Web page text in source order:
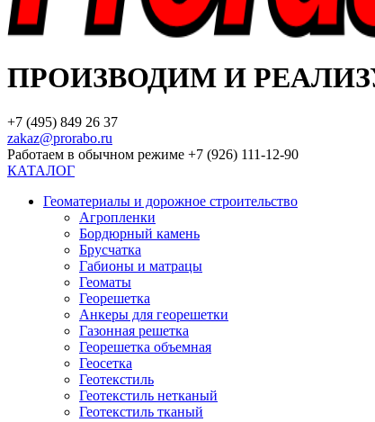
ПРОИЗВОДИМ И
+7 (495) 849 26 37
zakaz@prorabo.ru
Работаем в обычном режиме +7 (926) 111-12-90
КАТАЛОГ
Геоматериалы и дорожное строительство
Агропленки
Бордюрный камень
Брусчатка
Габионы и матрацы
Геоматы
Георешетка
Анкеры для георешетки
Газонная решетка
Георешетка объемная
Геосетка
Геотекстиль
Геотекстиль нетканый
Геотекстиль тканый